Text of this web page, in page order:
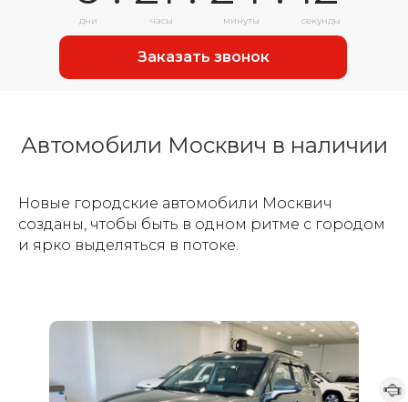
Заказать звонок
дни часы минуты секунды
Автомобили Москвич в наличии
Новые городские автомобили Москвич
созданы, чтобы быть в одном ритме с городом
и ярко выделяться в потоке.